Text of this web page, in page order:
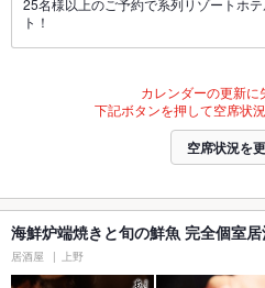
25名様以上のご予約で系列リゾートホ
ト！
カレンダーの更新に
下記ボタンを押して空席状
空席状況を
海鮮炉端焼きと旬の鮮魚 完全個室
居酒屋 上野